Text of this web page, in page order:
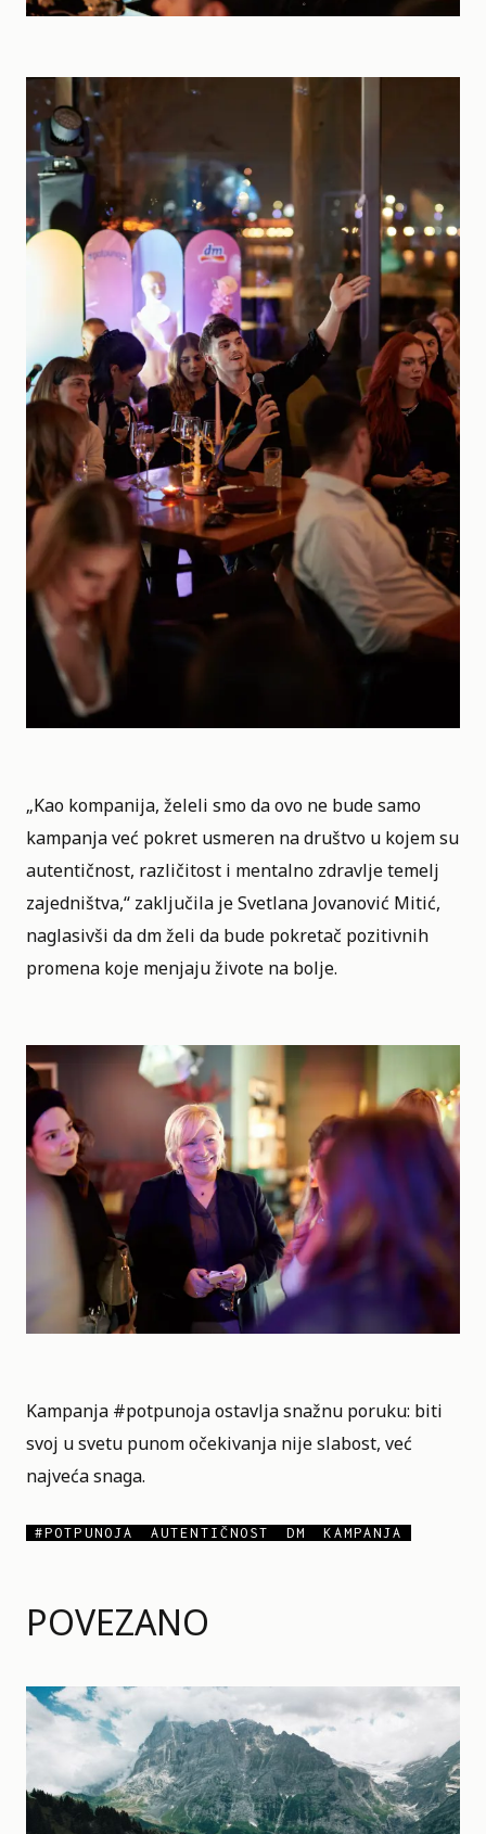
POVEZANO
„Kao kompanija, želeli smo da ovo ne bude samo
kampanja već pokret usmeren na društvo u kojem su
autentičnost, različitost i mentalno zdravlje temelj
zajedništva,“ zaključila je Svetlana Jovanović Mitić,
naglasivši da dm želi da bude pokretač pozitivnih
promena koje menjaju živote na bolje.
Kampanja #potpunoja ostavlja snažnu poruku: biti
svoj u svetu punom očekivanja nije slabost, već
najveća snaga.
#POTPUNOJA AUTENTIČNOST DM KAMPANJA